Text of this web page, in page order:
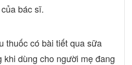
bác sĩ.
thuốc có bài tiết qua sữa
khi dùng cho người mẹ đang